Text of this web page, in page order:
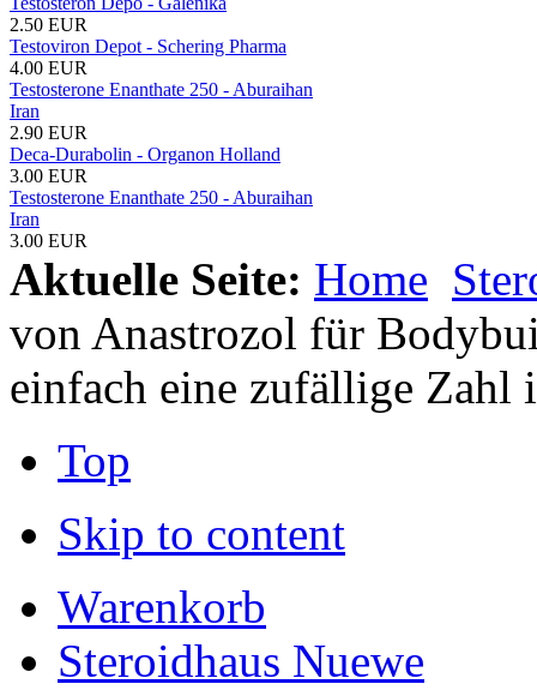
2.50 EUR
Testoviron Depot - Schering Pharma
4.00 EUR
Testosterone Enanthate 250 - Aburaihan
Iran
2.90 EUR
Deca-Durabolin - Organon Holland
3.00 EUR
Testosterone Enanthate 250 - Aburaihan
Iran
3.00 EUR
Aktuelle Seite: Home
von Anastrozol für
einfach eine zufällige Zahl
Top
Skip to content
Warenkorb
Steroidhaus Nuewe